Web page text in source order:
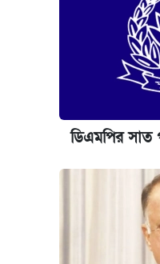
ডিএমপির সাত